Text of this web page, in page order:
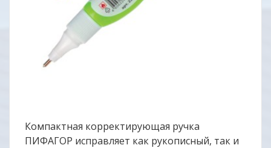
Компактная корректирующая ручка
ПИФАГОР исправляет как рукописный, так и